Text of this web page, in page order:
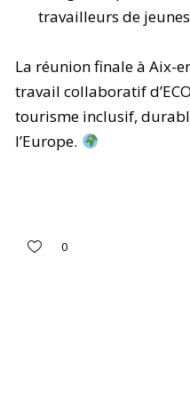
travailleurs de
La réunion finale à Aix-
travail collaboratif
tourisme inclusif,
l’Europe.
0